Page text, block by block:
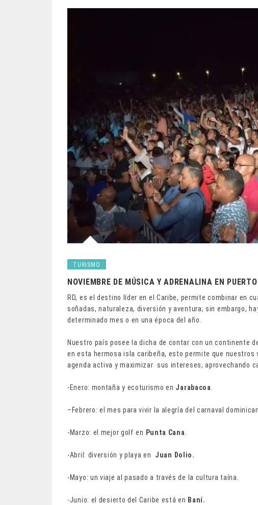
TURISMO
NOVIEMBRE DE MÚSICA Y ADRENALINA EN
RD, es el destino líder en el Caribe, permite combinar en
soñadas, naturaleza, diversión y aventura; sin embargo,
determinado mes o en una época del año.
Nuestro país posee la dicha de contar con un continente
en esta hermosa isla caribeña, esto permite que
agenda activa y maximizar sus intereses, aprovechando
-Enero: montaña y ecoturismo en Jarabacoa
–Febrero: el mes para vivir la alegría del carnaval
-Marzo: el mejor golf en Punta Cana
-Abril: diversión y playa en Juan Dolio.
-Mayo: un viaje al pasado a través de la cultura taína.
-Junio: el desierto del Caribe está en Baní.